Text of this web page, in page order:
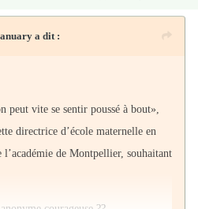
a dit :
peut vite se sentir poussé à bout»,
directrice d’école maternelle en
de Montpellier, souhaitant